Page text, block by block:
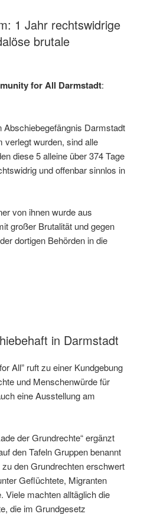
1 Jahr rechtswidrige
brutale
for All Darmstadt:
Abschiebegefängnis Darmstadt
verlegt wurden, sind alle
diese 5 alleine über 374 Tage
und offenbar sinnlos in
von ihnen wurde aus
großer Brutalität und gegen
dortigen Behörden in die
in Darmstadt
All” ruft zu einer Kundgebung
und Menschenwürde für
eine Ausstellung am
der Grundrechte“ ergänzt
den Tafeln Gruppen benannt
den Grundrechten erschwert
Geflüchtete, Migranten
Viele machten alltäglich die
die im Grundgesetz